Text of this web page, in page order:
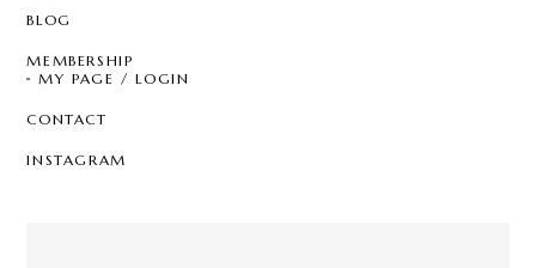
BLOG
MEMBERSHIP
MY PAGE / LOGIN
CONTACT
INSTAGRAM